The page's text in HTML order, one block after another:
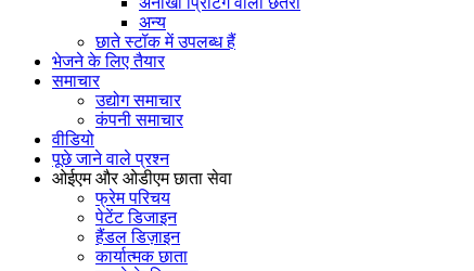
अन्य
छाते स्टॉक में उपलब्ध हैं
भेजने के लिए तैयार
समाचार
उद्योग समाचार
कंपनी समाचार
वीडियो
पूछे जाने वाले प्रश्न
ओईएम और ओडीएम छाता सेवा
फ्रेम परिचय
पेटेंट डिजाइन
हैंडल डिज़ाइन
कार्यात्मक छाता